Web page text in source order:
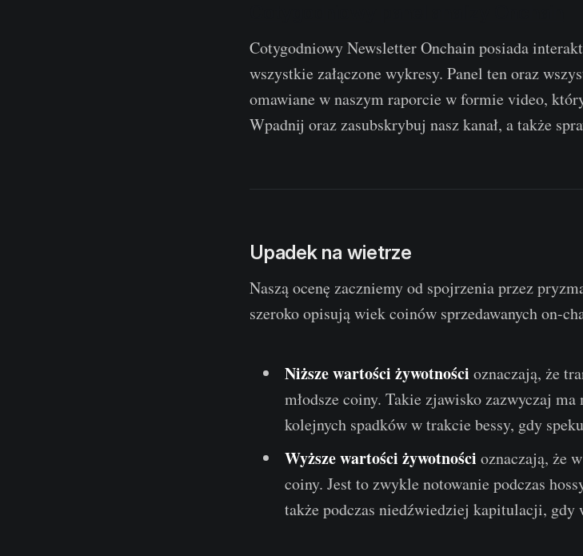
Cotygodniowy Newsletter Onchain posiada
wszystkie załączone wykresy. Panel ten oraz
omawiane w naszym raporcie w formie video,
Wpadnij oraz zasubskrybuj nasz kanał, a także
Upadek na wietrze
Naszą ocenę zaczniemy od spojrzenia przez
szeroko opisują wiek coinów sprzedawanych on-
Niższe wartości żywotności oznaczają, że
młodsze coiny. Takie zjawisko zazwyczaj
kolejnych spadków w trakcie bessy, gdy
Wyższe wartości żywotności oznaczają, że
coiny. Jest to zwykle notowanie podczas
także podczas niedźwiedziej kapitulacji, gdy